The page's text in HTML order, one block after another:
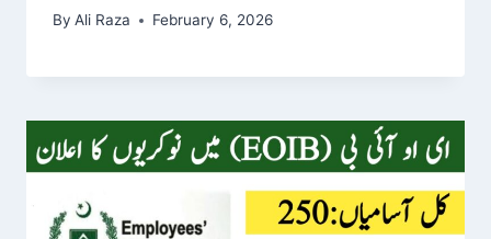
By Ali Raza February 6, 2026